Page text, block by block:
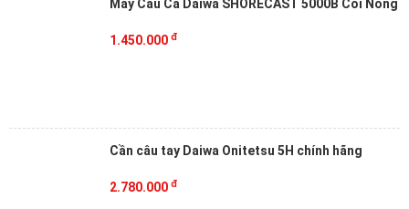
Máy Câu Cá Daiwa SHORECAST 5000B Cối Nông
1.450.000 đ
Cần câu tay Daiwa Onitetsu 5H chính hãng
2.780.000 đ